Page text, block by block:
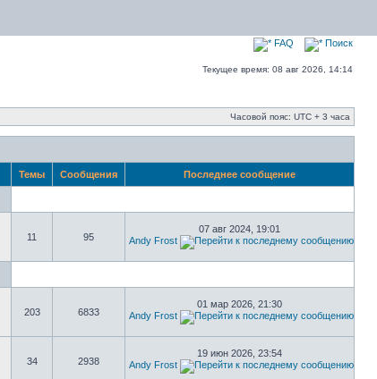
FAQ Поиск
Текущее время: 08 авг 2026, 14:14
Часовой пояс: UTC + 3 часа
Темы Сообщения Последнее сообщение
11 95
07 авг 2024, 19:01
Andy Frost
203 6833
01 мар 2026, 21:30
Andy Frost
34 2938
19 июн 2026, 23:54
Andy Frost